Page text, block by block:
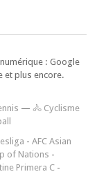
: Google
et plus encore.
— 🚴 Cyclisme
- AFC Asian
of Nations -
Primera C -